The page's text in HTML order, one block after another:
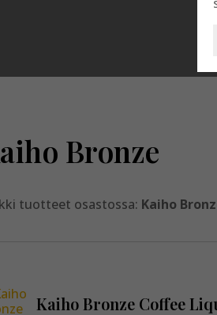
Bronze
tuotteet osastossa: Kaiho
Kaiho Bronze Coffee